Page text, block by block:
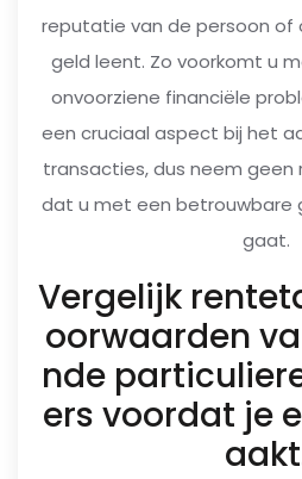
reputatie van de persoon of
geld leent. Zo voorkomt u
onvoorziene financiële
een cruciaal aspect bij het
transacties, dus neem geen
dat u met een betrouwbare
gaat.
Vergelijk
oorwaarden
nde
ers voordat je